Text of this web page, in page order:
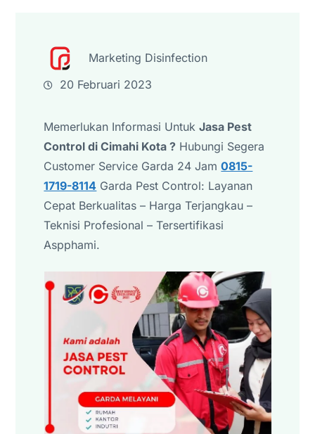
Marketing Disinfection
20 Februari 2023
Memerlukan Informasi UntukJasa Pest
Control di Cimahi Kota ? Hubungi Segera
Customer Service Garda 24 Jam0815-
1719-8114 Garda Pest Control: Layanan
Cepat Berkualitas – Harga Terjangkau –
Teknisi Profesional – Tersertifikasi
Aspphami.